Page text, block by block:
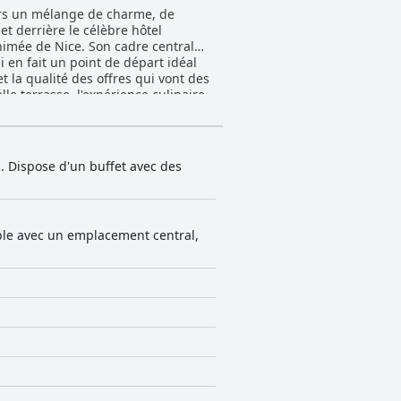
un mélange de charme, de
derrière le célèbre hôtel
de Nice. Son cadre central
en fait un point de départ idéal
terrasse, l'expérience culinaire
les chambres compactes, la
adaptés aux familles, tels
voyageant avec des enfants.
communs, qui sont
son service exceptionnel, son
Wi-Fi portables est un avantage
dans la
est un avantage significatif,
service, ce qui en fait un choix
et confortable.
Dispose d'un buffet avec des
avec un emplacement central,